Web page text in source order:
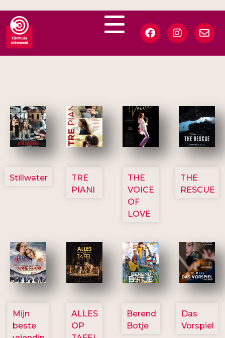
3123
Stillwater
3129
TRE
PIANI
3135
THE
VOICE
OF
LOVE
3148
THE
RESCUE
2757
Mijn
beste
3154
ALLES
OP
2799
Berend
Botje
2777
Das
Vorspiel